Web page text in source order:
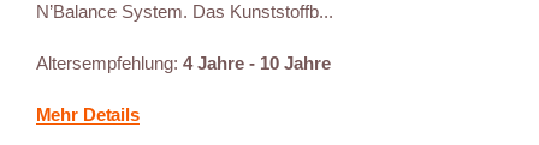
N’Balance System. Das Kunststoffb...
Altersempfehlung: 4 Jahre - 10 Jahre
Mehr Details